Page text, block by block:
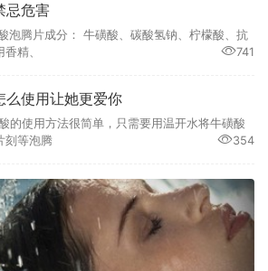
忌危害
腾片成分： 牛磺酸、碳酸氢钠、柠檬酸、抗
精、
741
么使用让她更爱你
使用方法很简单，只需要用温开水将牛磺酸
刻等泡腾
354